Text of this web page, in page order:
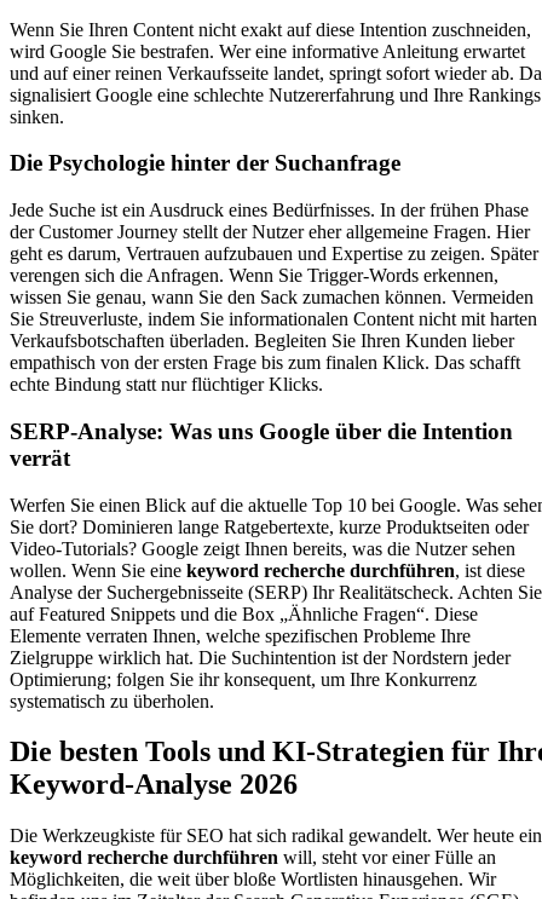
Wenn Sie Ihren Content nicht exakt auf diese Intention zuschneiden,
wird Google Sie bestrafen. Wer eine informative Anleitung erwartet
und auf einer reinen Verkaufsseite landet, springt sofort wieder ab.
signalisiert Google eine schlechte Nutzererfahrung und Ihre Rankings
sinken.
Die Psychologie hinter der Suchanfrage
Jede Suche ist ein Ausdruck eines Bedürfnisses. In der frühen Phase
der Customer Journey stellt der Nutzer eher allgemeine Fragen. Hier
geht es darum, Vertrauen aufzubauen und Expertise zu zeigen. Später
verengen sich die Anfragen. Wenn Sie Trigger-Words erkennen,
wissen Sie genau, wann Sie den Sack zumachen können. Vermeiden
Sie Streuverluste, indem Sie informationalen Content nicht mit harten
Verkaufsbotschaften überladen. Begleiten Sie Ihren Kunden lieber
empathisch von der ersten Frage bis zum finalen Klick. Das schafft
echte Bindung statt nur flüchtiger Klicks.
SERP-Analyse: Was uns Google über die Intention
verrät
Werfen Sie einen Blick auf die aktuelle Top 10 bei Google. Was
Sie dort? Dominieren lange Ratgebertexte, kurze Produktseiten oder
Video-Tutorials? Google zeigt Ihnen bereits, was die Nutzer sehen
wollen. Wenn Sie eine keyword recherche durchführen, ist diese
Analyse der Suchergebnisseite (SERP) Ihr Realitätscheck. Achten Sie
auf Featured Snippets und die Box „Ähnliche Fragen“. Diese
Elemente verraten Ihnen, welche spezifischen Probleme Ihre
Zielgruppe wirklich hat. Die Suchintention ist der Nordstern jeder
Optimierung; folgen Sie ihr konsequent, um Ihre Konkurrenz
systematisch zu überholen.
Die besten Tools und KI-Strategien für
Keyword-Analyse 2026
Die Werkzeugkiste für SEO hat sich radikal gewandelt. Wer heute
keyword recherche durchführen will, steht vor einer Fülle an
Möglichkeiten, die weit über bloße Wortlisten hinausgehen. Wir